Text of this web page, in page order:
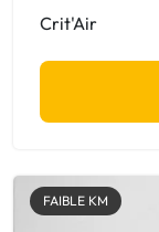
Crit'Air
FAIBLE KM